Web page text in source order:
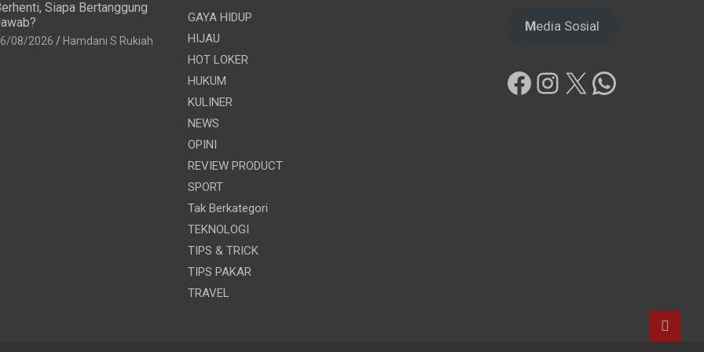
Siapa Bertanggung
08/2026 Hamdani S Rukiah
GAYA HIDUP
HIJAU
HOT LOKER
HUKUM
KULINER
NEWS
OPINI
REVIEW PRODUCT
SPORT
Tak Berkategori
TEKNOLOGI
TIPS & TRICK
TIPS PAKAR
TRAVEL
Media Sosial
Facebook
Instagram
X